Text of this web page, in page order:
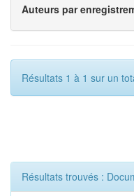
Auteurs par
Résultats 1 à 1 sur un
Résultats trouvés :